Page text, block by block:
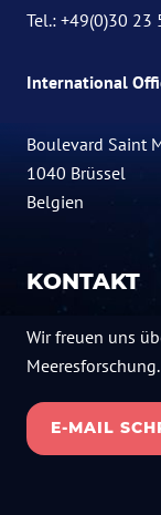
Tel.: +49(0)30 23
International
Boulevard Saint
1040 Brüssel
Belgien
KONTAKT
Wir freuen uns
Meeresforschung.
E-MAIL